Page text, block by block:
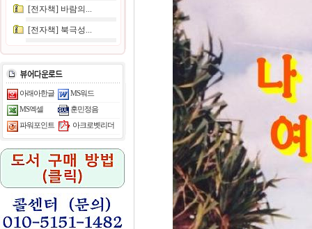
[전자책] 바람의...
[전자책] 북극성...
아래아한글 MS워드
MS엑셀 훈민정음
파워포인트 아크로벳리더